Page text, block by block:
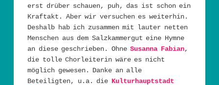
erst drüber schauen, puh, das ist schon ein
Kraftakt. Aber wir versuchen es weiterhin.
Deshalb hab ich zusammen mit lauter netten
Menschen aus dem Salzkammergut eine Hymne
an diese geschrieben. OhneSusanna Fabian,
die tolle Chorleiterin wäre es nicht
möglich gewesen. Danke an alle
Beteiligten, u.a. die Kulturhauptstadt